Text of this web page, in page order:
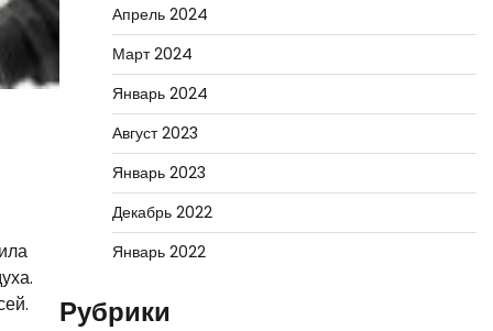
Апрель 2024
Март 2024
Январь 2024
Август 2023
Январь 2023
Декабрь 2022
Январь 2022
Рубрики